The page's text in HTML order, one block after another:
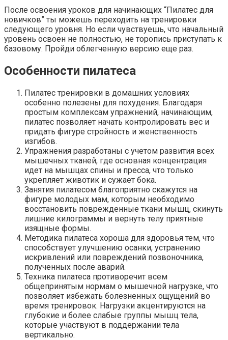
После освоения уроков для начинающих “Пилатес для
новичков” ты можешь переходить на тренировки
следующего уровня. Но если чувствуешь, что начальный
уровень освоен не полностью, не торопись приступать к
базовому. Пройди облегченную версию еще раз.
Особенности пилатеса
Пилатес тренировки в домашних условиях
особенно полезены для похудения. Благодаря
простым комплексам упражнений, начинающим,
пилатес позволяет начать контролировать вес и
придать фигуре стройность и женственность
изгибов.
Упражнения разработаны с учетом развития всех
мышечных тканей, где основная концентрация
идет на мышцах спины и пресса, что только
укрепляет животик и сужает бока.
Занятия пилатесом благоприятно скажутся на
фигуре молодых мам, которым необходимо
восстановить поврежденные ткани мышц, скинуть
лишние килограммы и вернуть телу приятные
изящные формы.
Методика пилатеса хороша для здоровья тем, что
способствует улучшению осанки, устранению
искривлений или повреждений позвоночника,
полученных после аварий.
Техника пилатеса противоречит всем
общепринятым нормам о мышечной нагрузке, что
позволяет избежать болезненных ощущений во
время тренировок. Нагрузки акцентируются на
глубокие и более слабые группы мышц тела,
которые участвуют в поддержании тела
вертикально.